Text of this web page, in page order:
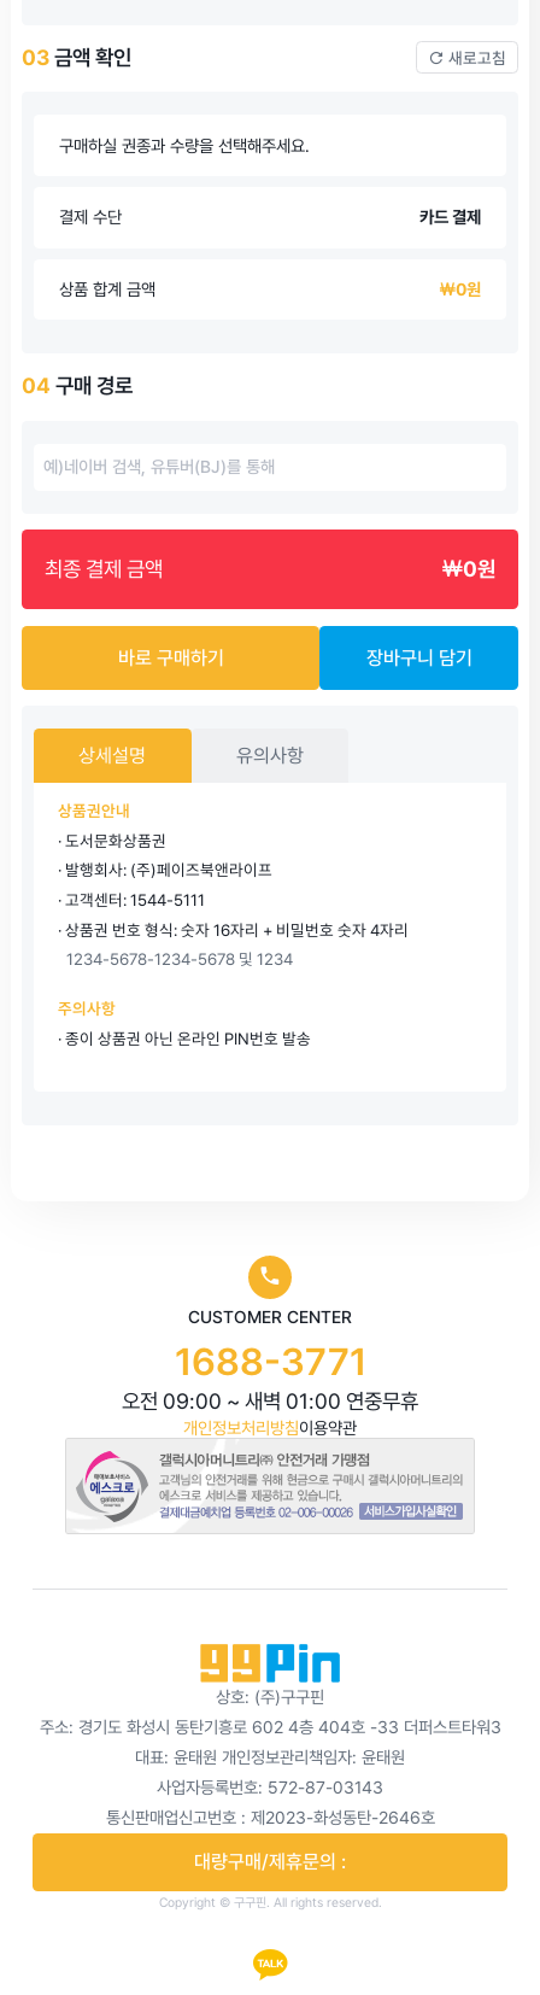
03금액 확인 새로고침
구매하실 권종과 수량을 선택해주세요.
결제 수단 카드 결제
상품 합계 금액 ￦0원
04 구매 경로
최종 결제 금액 ￦0원
바로 구매하기 장바구니 담기
상세설명 유의사항
상품권안내
· 도서문화상품권
· 발행회사: (주)페이즈북앤라이프
· 고객센터: 1544-5111
· 상품권 번호 형식: 숫자 16자리 + 비밀번호 숫자 4자리
1234-5678-1234-5678 및 1234
주의사항
· 종이 상품권 아닌 온라인 PIN번호 발송
상호: (주)구구핀
주소: 경기도 화성시 동탄기흥로 602 4층 404호 -33 더퍼스트타워3
대표: 윤태원 개인정보관리책임자: 윤태원
사업자등록번호: 572-87-03143
통신판매업신고번호 : 제2023-화성동탄-2646호
대량구매/제휴문의 :
Copyright © 구구핀. All rights reserved.
CUSTOMER CENTER
1688-3771
오전 09:00 ~ 새벽 01:00 연중무휴
개인정보처리방침이용약관